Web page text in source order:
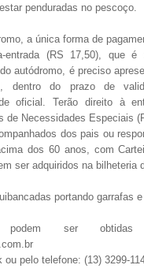
penduradas no pescoço.
a única forma de
(RS 17,50), que é
autódromo, é preciso
dentro do prazo de
oficial. Terão direito à
de Necessidades Especiais
dos pais ou
dos 60 anos, com
ser adquiridos na bilheteria
portando garrafas
podem ser
pelo telefone: (13) 3299-